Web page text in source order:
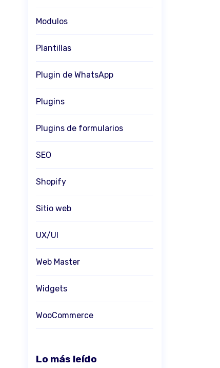
Modulos
Plantillas
Plugin de WhatsApp
Plugins
Plugins de formularios
SEO
Shopify
Sitio web
UX/UI
Web Master
Widgets
WooCommerce
Lo más leído